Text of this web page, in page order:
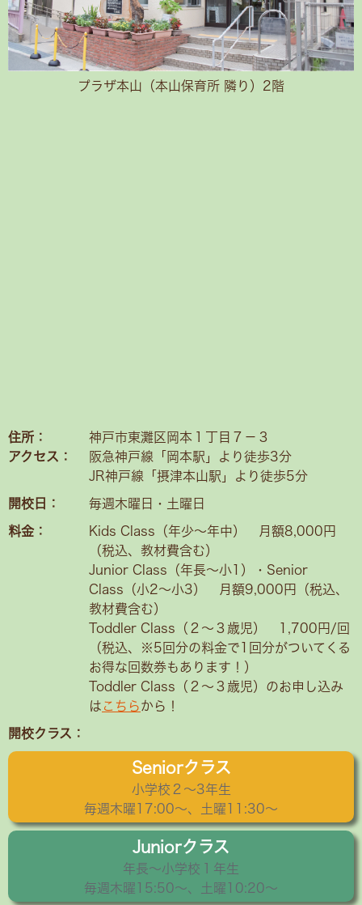
プラザ本山（本山保育所 隣り）2階
住所：
アクセス：
神戸市東灘区岡本１丁目７－３
阪急神戸線「岡本駅」より徒歩3分
JR神戸線「摂津本山駅」より徒歩5分
開校日： 毎週木曜日・土曜日
料金：
Kids Class（年少〜年中） 月額8,000円
（税込、教材費含む）
Junior Class（年長～小1）・Senior
Class（小2〜小3） 月額9,000円（税込、
教材費含む）
Toddler Class（２〜３歳児） 1,700円/回
（税込、※5回分の料金で1回分がついてくる
お得な回数券もあります！）
Toddler Class（２〜３歳児）のお申し込み
は こちらから！
開校クラス：
Seniorクラス
小学校２〜3年生
毎週木曜17:00～、土曜11:30～
Juniorクラス
年長〜小学校１年生
毎週木曜15:50〜、土曜10:20～